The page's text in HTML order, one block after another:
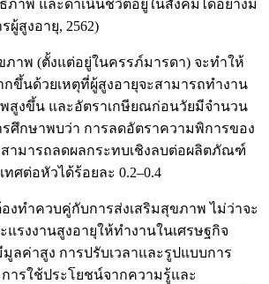
ภาพ และดำเนินชีวิตอยู่ในสังคมได้อย่างมี
ผู้สูงอายุ, 2562)
ภาพ (ตั้งแต่อยู่ในครรภ์มารดา) จะทำให้
กขึ้นด้วยเหตุที่ผู้สูงอายุจะสามารถทำงาน
สูงขึ้น และอัตราเกษียณก่อนวัยมีจำนวน
ศึกษาพบว่า การลดอัตราความพิการของ
สามารถลดผลกระทบเชิงลบต่อผลิตภัณฑ์
ศต่อหัวได้ร้อยละ 0.2–0.4
งทำควบคู่กับการส่งเสริมสุขภาพ ไม่ว่าจะ
รงงานสูงอายุให้ทำงานในเศรษฐกิจ
ลค่าสูง การปรับเวลาและรูปแบบการ
ารใช้ประโยชน์จากความรู้และ